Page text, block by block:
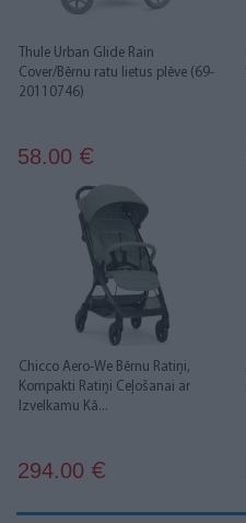
Thule Urban Glide Rain
Cover/Bērnu ratu lietus plēve (69-
20110746)
58.00 €
Chicco Aero-We Bērnu Ratiņi,
Kompakti Ratiņi Ceļošanai ar
Izvelkamu Kā...
294.00 €